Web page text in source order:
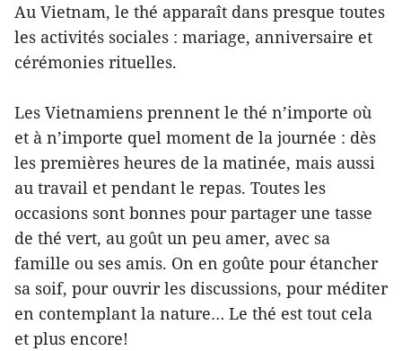
Au Vietnam, le thé apparaît dans presque toutes
les activités sociales : mariage, anniversaire et
cérémonies rituelles.
Les Vietnamiens prennent le thé n’importe où
et à n’importe quel moment de la journée : dès
les premières heures de la matinée, mais aussi
au travail et pendant le repas. Toutes les
occasions sont bonnes pour partager une tasse
de thé vert, au goût un peu amer, avec sa
famille ou ses amis. On en goûte pour étancher
sa soif, pour ouvrir les discussions, pour méditer
en contemplant la nature… Le thé est tout cela
et plus encore!